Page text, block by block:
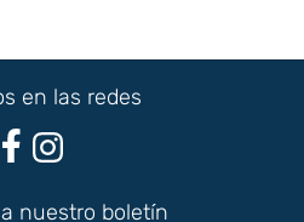
en las redes
nuestro boletín